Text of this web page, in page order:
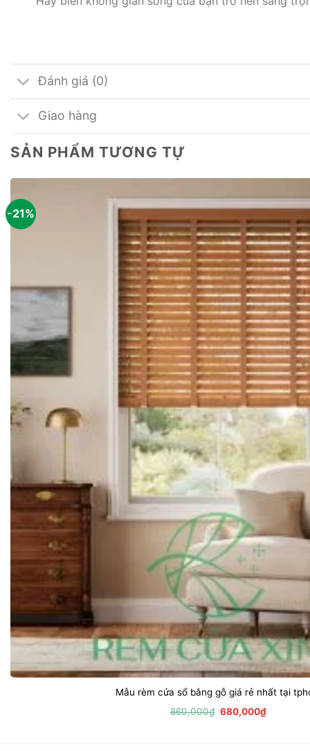
Đánh giá (0)
Giao hàng
SẢN PHẨM TƯƠNG TỰ
-21%
Mẫu rèm cửa sổ bằng gỗ giá rẻ nhất tại
860,000₫ Giá
680,000₫Giá